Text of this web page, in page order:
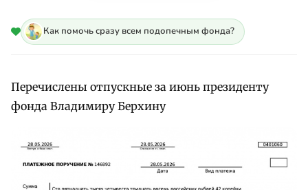
Как помочь сразу всем подопечным фонда?
Перечислены отпускные за июнь президенту
фонда Владимиру Берхину